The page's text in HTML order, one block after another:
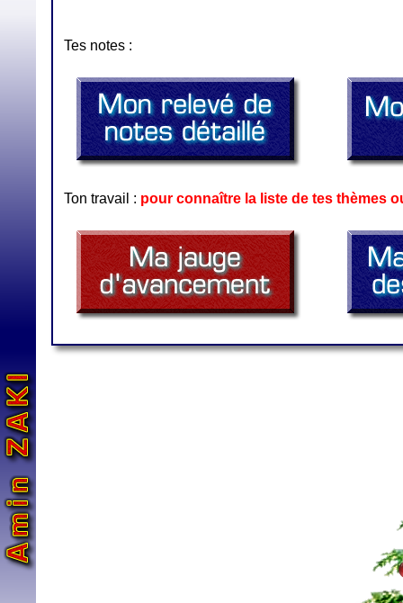
Tes notes :
Ton travail : pour connaître la liste de tes thèmes